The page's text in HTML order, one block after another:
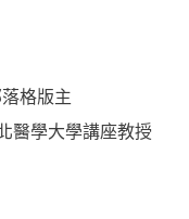
格版主
醫學大學講座教授